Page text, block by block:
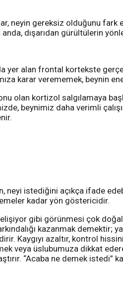
neyin gereksiz olduğunu
dışarıdan gürültülerin
yer alan frontal kortekste
karar verememek, beynin
olan kortizol salgılamaya
beynimiz daha verimli
neyi istediğini açıkça ifade
kadar yön göstericidir.
gibi görünmesi çok
kazanmak
Kaygıyı azaltır, kontrol
veya üslubumuza dikkat
“Acaba ne demek istedi”